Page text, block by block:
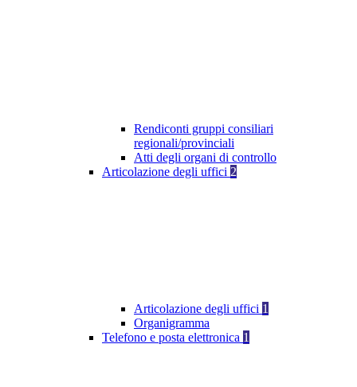
Rendiconti gruppi consiliari
regionali/provinciali
Atti degli organi di controllo
Articolazione degli uffici 2
Articolazione degli uffici 1
Organigramma
Telefono e posta elettronica 1